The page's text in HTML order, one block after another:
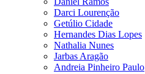
Darci Lourenção
Getúlio Cidade
Hernandes Dias Lopes
Nathalia Nunes
Jarbas Aragão
Andreia Pinheiro Paulo